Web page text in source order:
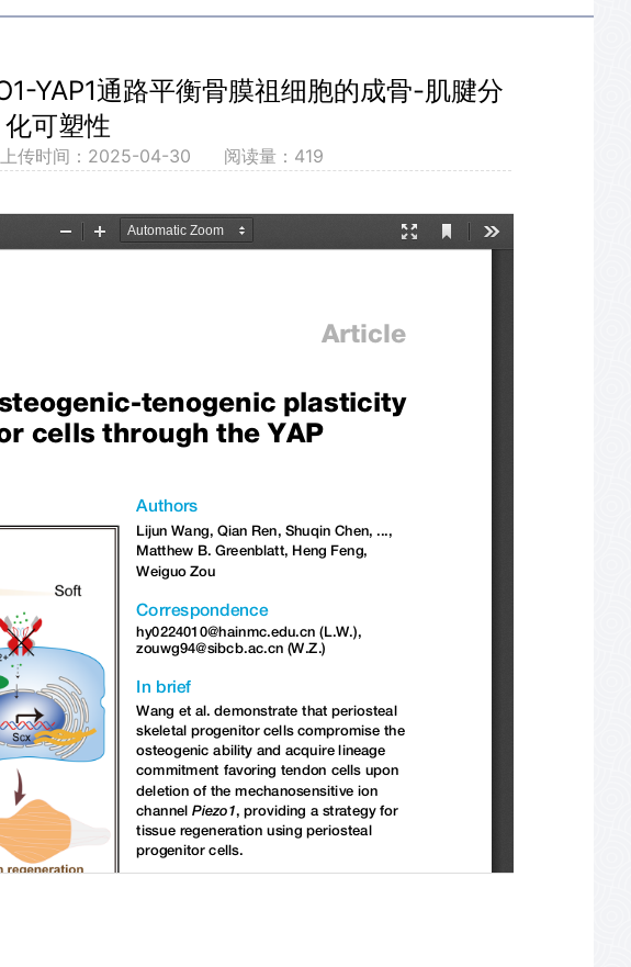
YAP1通路平衡骨膜祖细胞的成骨-肌腱分
化可塑性
上传时间：2025-04-30 阅读量： 419